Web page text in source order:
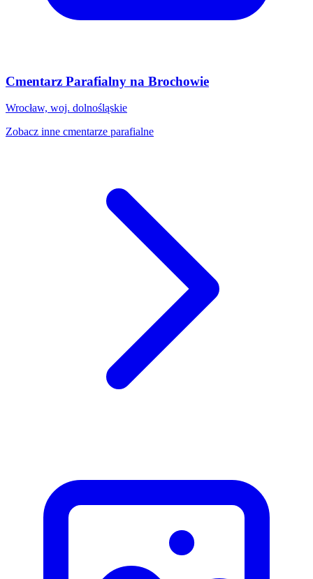
Cmentarz Parafialny na Brochowie
Wrocław, woj. dolnośląskie
Zobacz inne cmentarze parafialne